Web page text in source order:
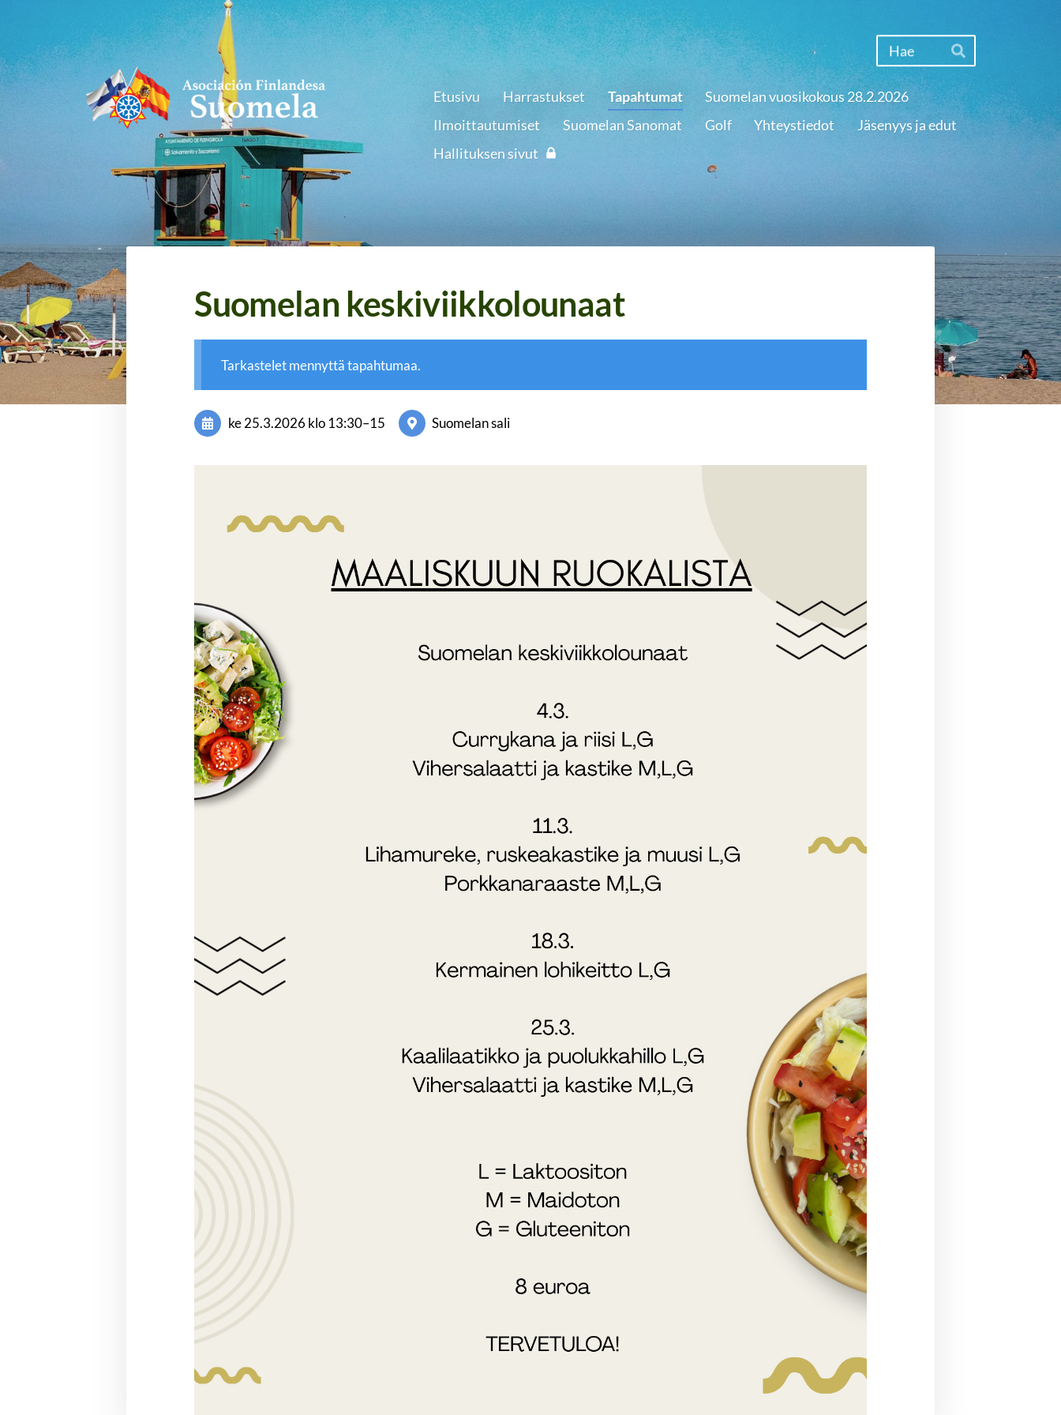
sisältöön
Hae
Asociación Finlandesa Suomela Etusivu Harrastukset Tapahtumat
Suomelan vuosikokous 28.2.2026
Ilmoittautumiset
Suomelan Sanomat Golf Yhteystiedot
Jäsenyys ja edut
Hallituksen sivut
Suomelan keskiviikkolounaat
Tarkastelet mennyttä tapahtumaa.
ke 25.3.2026klo 13:30–15 Suomelan sali